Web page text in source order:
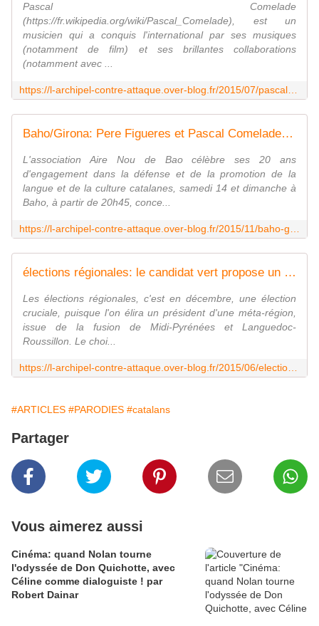
Pascal Comelade
(https://fr.wikipedia.org/wiki/Pascal_Comelade), est un
musicien qui a conquis l'international par ses musiques
(notamment de film) et ses brillantes collaborations
(notamment avec ...
Baho/Girona: Pere Figueres et Pascal Comelade rendront hommage aux grands poètes disparus Joan Pau Giné et Ovidi Montllor! interview Pére Figuéres - L'archipel contre-attaque !
L'association Aire Nou de Bao célèbre ses 20 ans
d'engagement dans la défense et de la promotion de la
langue et de la culture catalanes, samedi 14 et dimanche à
Baho, à partir de 20h45, conce...
élections régionales: le candidat vert propose un statut et un parlement nord catalan dans la cadre de la future grande région Midi-Pyrénées/Languedoc-Roussillon! interview Gérard Onesta par Nicolas Caudeville - L'archipel contre-attaque !
Les élections régionales, c'est en décembre, une élection
cruciale, puisque l'on élira un président d'une méta-région,
issue de la fusion de Midi-Pyrénées et Languedoc-
Roussillon. Le choi...
#ARTICLES #PARODIES #catalans
Partager
Vous aimerez aussi
Cinéma: quand Nolan tourne
l'odyssée de Don Quichotte, avec
Céline comme dialoguiste ! par
Robert Dainar